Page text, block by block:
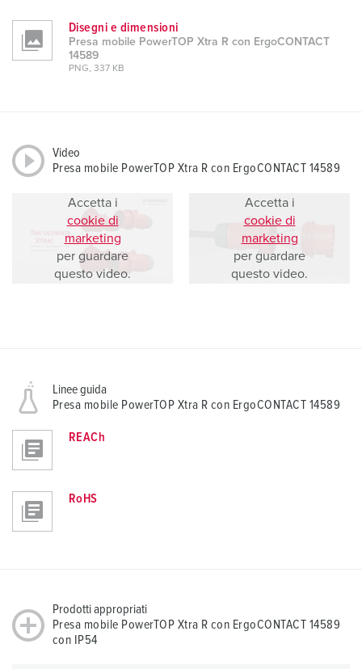
Disegni e dimensioni
Presa mobile PowerTOP Xtra R con ErgoCONTACT
14589
PNG, 337 KB
Video
Presa mobile PowerTOP Xtra R con ErgoCONTACT 14589
Accetta i
cookie di
marketing
per guardare
questo video.
Accetta i
cookie di
marketing
per guardare
questo video.
Linee guida
Presa mobile PowerTOP Xtra R con ErgoCONTACT 14589
REACh
RoHS
Prodotti appropriati
Presa mobile PowerTOP Xtra R con ErgoCONTACT 14589
con IP54